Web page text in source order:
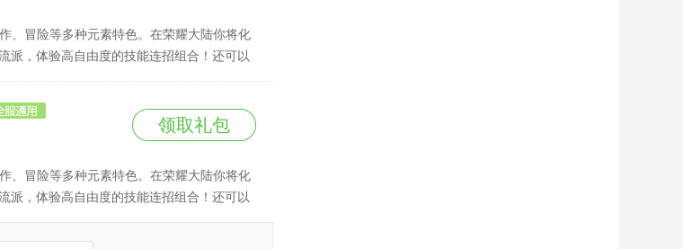
、冒险等多种元素特色。在荣耀大陆你将化
派，体验高自由度的技能连招组合！还可以
领取礼包
、冒险等多种元素特色。在荣耀大陆你将化
派，体验高自由度的技能连招组合！还可以